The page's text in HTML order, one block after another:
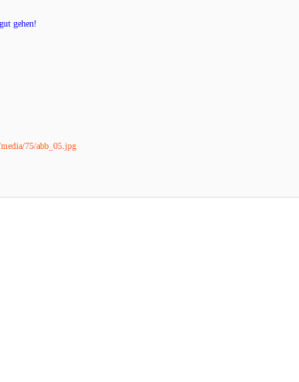
gehen!
75/abb_05.jpg